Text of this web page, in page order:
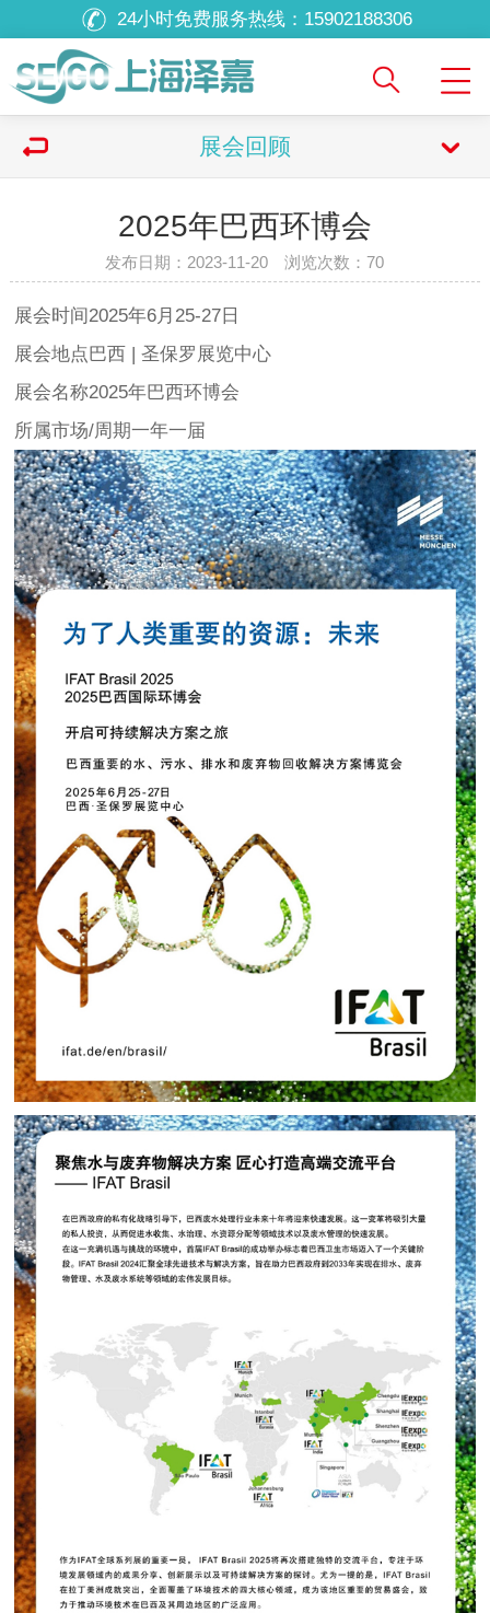
24小时免费服务热线： 15902188306
展会回顾
2025年巴西环博会
发布日期：2023-11-20 浏览次数：70
展会时间2025年6月25-27日
展会地点巴西 | 圣保罗展览中心
展会名称2025年巴西环博会
所属市场/周期一年一届